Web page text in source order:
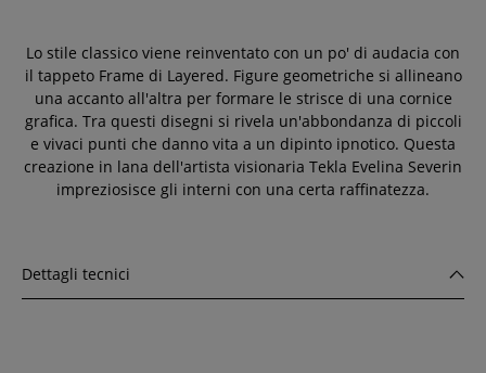
Lo stile classico viene reinventato con un po' di audacia con
il tappeto Frame di Layered. Figure geometriche si allineano
una accanto all'altra per formare le strisce di una cornice
grafica. Tra questi disegni si rivela un'abbondanza di piccoli
e vivaci punti che danno vita a un dipinto ipnotico. Questa
creazione in lana dell'artista visionaria Tekla Evelina Severin
impreziosisce gli interni con una certa raffinatezza.
Dettagli tecnici